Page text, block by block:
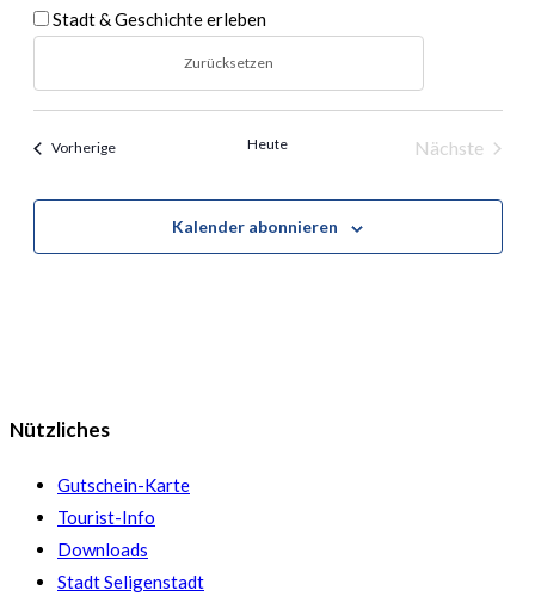
Stadt & Geschichte erleben
Zurücksetzen
VorherigeVeranstaltungen Heute
Nächste
Kalender abonnieren
Nützliches
Gutschein-Karte
Tourist-Info
Downloads
Stadt Seligenstadt